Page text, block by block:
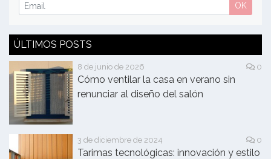
OK
ÚLTIMOS POSTS
8 de junio de 2026 0
Cómo ventilar la casa en verano sin
renunciar al diseño del salón
3 de diciembre de 2024 0
Tarimas tecnológicas: innovación y estilo